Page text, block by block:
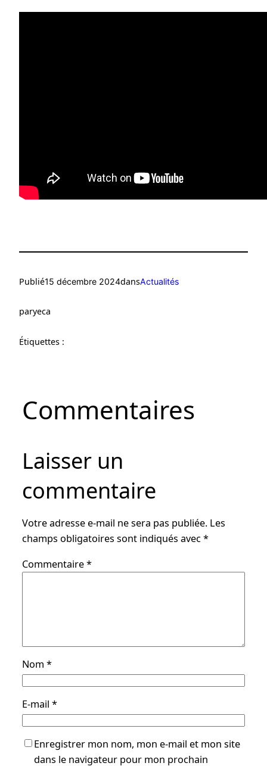
Publié15 décembre 2024dansActualités
paryeca
Étiquettes :
Commentaires
Laisser un
commentaire
Votre adresse e-mail ne sera pas publiée. Les
champs obligatoires sont indiqués avec*
Commentaire*
Nom *
E-mail *
Enregistrer mon nom, mon e-mail et mon site
dans le navigateur pour mon prochain